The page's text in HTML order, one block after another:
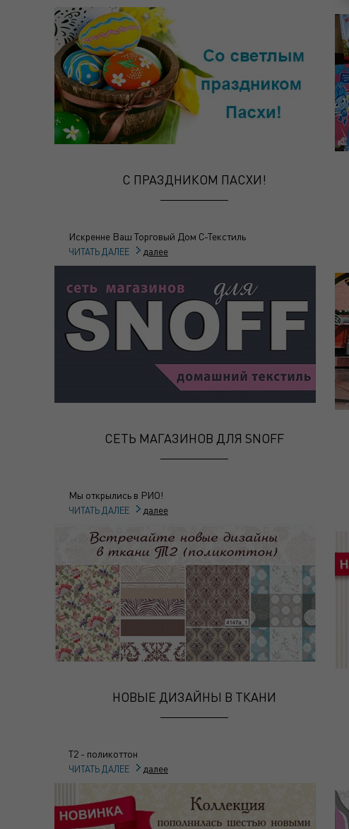
С ПРАЗДНИКОМ ПАСХИ!
Искренне Ваш Торговый Дом С-Текстиль
ЧИТАТЬ ДАЛЕЕ далее
СЕТЬ МАГАЗИНОВ ДЛЯ SNOFF
Мы открылись в РИО!
ЧИТАТЬ ДАЛЕЕ далее
НОВЫЕ ДИЗАЙНЫ В ТКАНИ
Т2 - поликоттон
ЧИТАТЬ ДАЛЕЕ далее